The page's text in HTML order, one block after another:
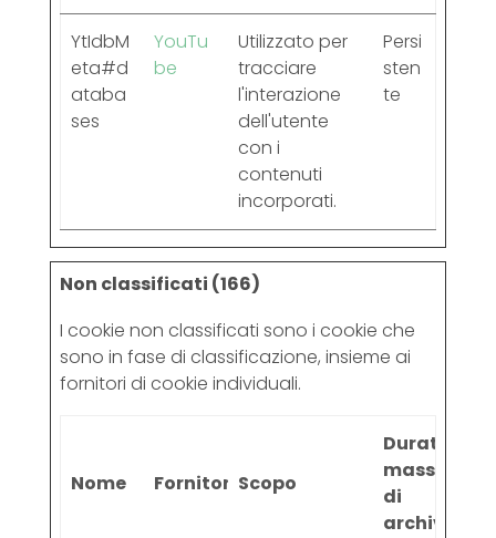
YtIdbM
eta#d
ataba
ses
YouTu
be
Utilizzato per
tracciare
l'interazione
dell'utente
con i
contenuti
incorporati.
Persi
sten
te
Non classificati (166)
I cookie non classificati sono i cookie che
sono in fase di classificazione, insieme ai
fornitori di cookie individuali.
Nome FornitoreScopo
Durata
massima
di